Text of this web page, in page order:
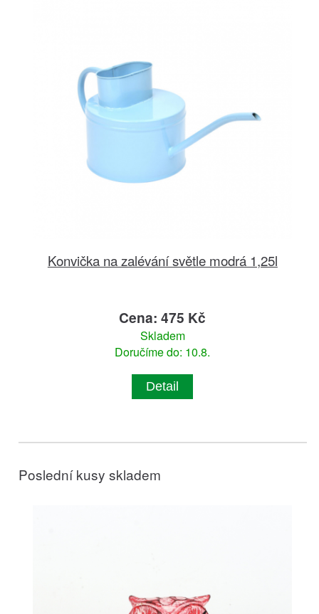
Konvička na zalévání světle modrá 1,25l
Cena: 475 Kč
Skladem
Doručíme do: 10.8.
Detail
Poslední kusy skladem